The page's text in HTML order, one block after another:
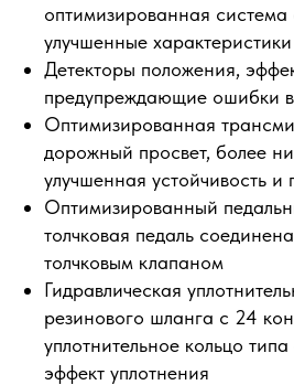
оптимизированная система
улучшенные
Детекторы положения,
предупреждающие ошибки
Оптимизированная
дорожный просвет, более
улучшенная устойчивость и
Оптимизированный
толчковая педаль
толчковым клапаном
Гидравлическая
резинового шланга с 24
уплотнительное кольцо
эффект уплотнения